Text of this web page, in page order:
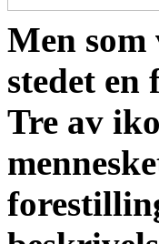
Men som
stedet
Tre av